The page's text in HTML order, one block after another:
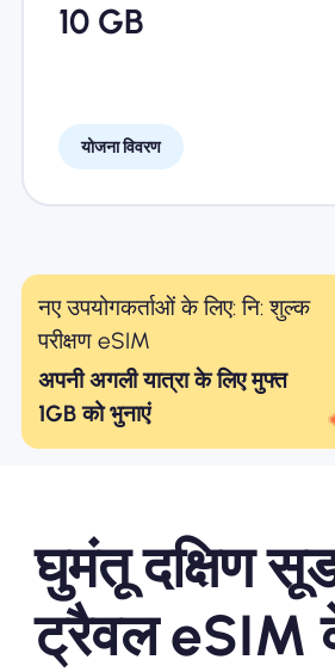
10 GB
योजना विवरण
नए उपयोगकर्ताओं के लिए: नि: शुल्क
परीक्षण eSIM
अपनी अगली यात्रा के लिए मुफ्त
1GB को भुनाएं
घुमंतू दक्षिण
ट्रैवल eSIM